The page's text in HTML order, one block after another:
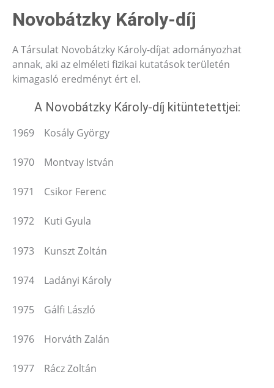
Novobátzky Károly-díj
A Társulat Novobátzky Károly-díjat adományozhat
annak, aki az elméleti fizikai kutatások területén
kimagasló eredményt ért el.
A Novobátzky Károly-díj kitüntetettjei:
1969 Kosály György
1970 Montvay István
1971 Csikor Ferenc
1972 Kuti Gyula
1973 Kunszt Zoltán
1974 Ladányi Károly
1975 Gálfi László
1976 Horváth Zalán
1977 Rácz Zoltán